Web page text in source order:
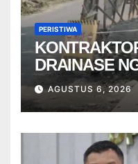
PERISTIWA
DRAINASE
DISANKSI
TERPELESET
AGUSTUS 6, 2026